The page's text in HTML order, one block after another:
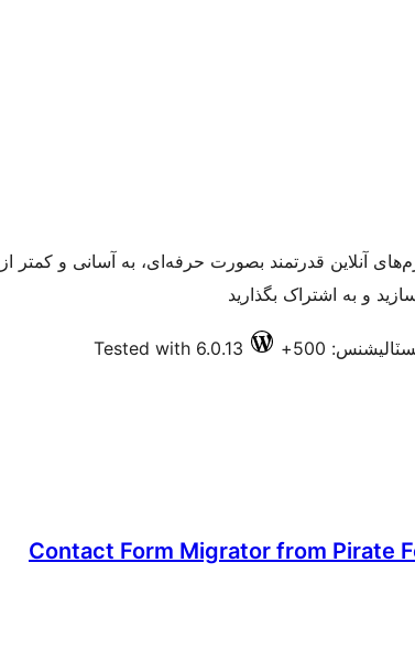
آنلاین قدرتمند بصورت حرفه‌ای، به آسانی و کمتر از
و به اشتراک بگذارید
500+
Tested with 6.0.13
Contact Form Migrator from Pirate